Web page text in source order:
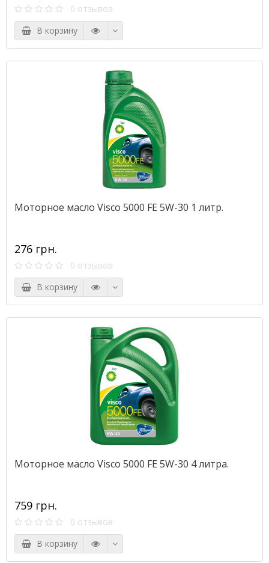
0 отзывов
В корзину
Моторное масло Visco 5000 FE 5W-30 1 литр.
276 грн.
0 отзывов
В корзину
Моторное масло Visco 5000 FE 5W-30 4 литра.
759 грн.
0 отзывов
В корзину